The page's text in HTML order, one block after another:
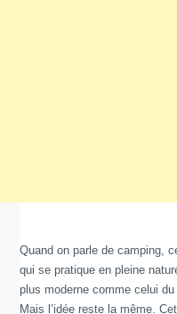
Quand on parle de camping,
qui se pratique en pleine
plus moderne comme celui
Mais l’idée reste la même.